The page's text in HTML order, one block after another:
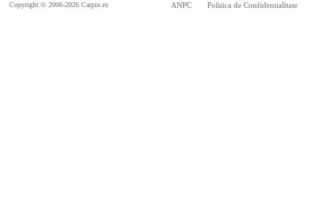
Copyright © 2006-2026 Carpio.ro ANPC Politica de Confidentialitate